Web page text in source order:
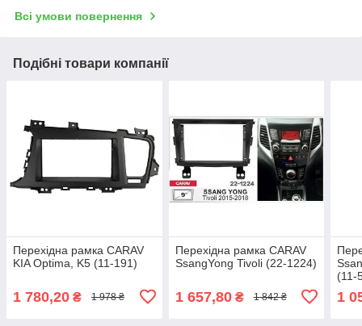
Всі умови повернення
Подібні товари компанії
Перехідна рамка CARAV
KIA Optima, K5 (11-191)
1 780,20 ₴ 1 978 ₴
Перехідна рамка CARAV
SsangYong Tivoli (22-1224)
1 657,80₴ 1 842 ₴
(11-
1